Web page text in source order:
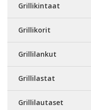
Grillikintaat
Grillikorit
Grillilankut
Grillilastat
Grillilautaset